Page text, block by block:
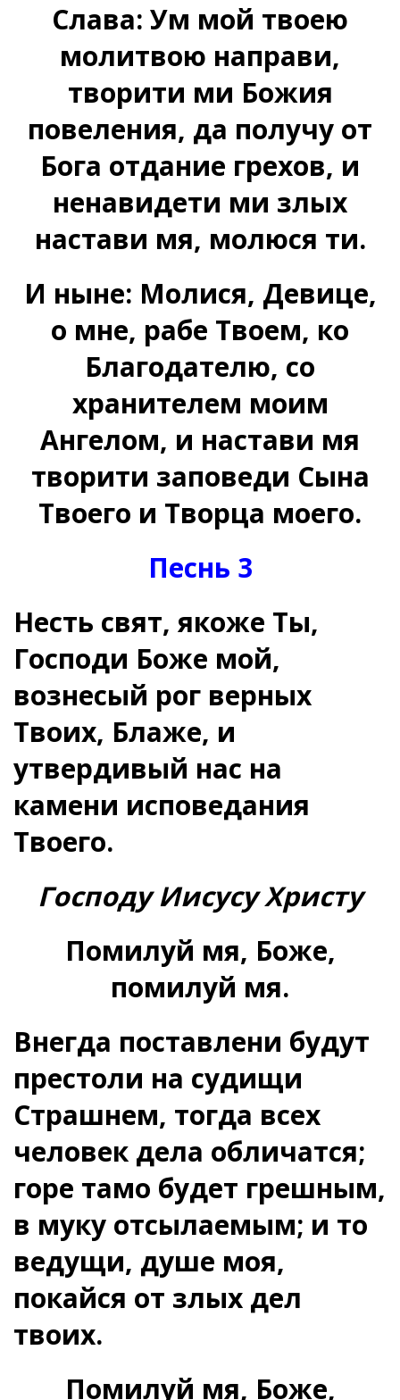
Слава: Ум мой твоею
молитвою направи,
творити ми Божия
повеления, да получу от
Бога отдание грехов, и
ненавидети ми злых
настави мя, молюся ти.
И ныне: Молися, Девице,
о мне, рабе Твоем, ко
Благодателю, со
хранителем моим
Ангелом, и настави мя
творити заповеди Сына
Твоего и Творца моего.
Песнь 3
Несть свят, якоже Ты,
Господи Боже мой,
вознесый рог верных
Твоих, Блаже, и
утвердивый нас на
камени исповедания
Твоего.
Господу Иисусу Христу
Помилуй мя, Боже,
помилуй мя.
Внегда поставлени будут
престоли на судищи
Страшнем, тогда всех
человек дела обличатся;
горе тамо будет грешным,
в муку отсылаемым; и то
ведущи, душе моя,
покайся от злых дел
твоих.
Помилуй мя, Боже,